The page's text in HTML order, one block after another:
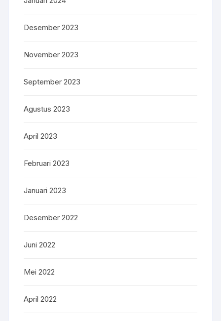
Desember 2023
November 2023
September 2023
Agustus 2023
April 2023
Februari 2023
Januari 2023
Desember 2022
Juni 2022
Mei 2022
April 2022